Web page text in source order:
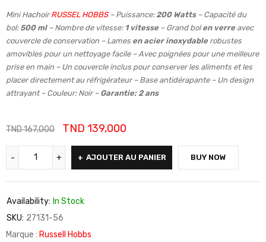
Mini HachoirRUSSEL HOBBS– Puissance:200 Watts– Capacité du
bol: 500 ml – Nombre de vitesse: 1 vitesse – Grand bolen verre avec
couvercle de conservation – Lames en acier inoxydable robustes
amovibles pour un nettoyage facile – Avec poignées pour une meilleure
prise en main – Un couvercle inclus pour conserver les aliments et les
placer directement au réfrigérateur – Base antidérapante – Un design
attrayant – Couleur: Noir – Garantie: 2 ans
TND167,000 TND 139,000
AJOUTER AU PANIER BUY NOW
Availability: In Stock
SKU: 27131-56
Marque : Russell Hobbs